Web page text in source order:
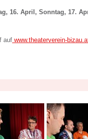
16. April, Sonntag, 17.
auf www.theaterverein-